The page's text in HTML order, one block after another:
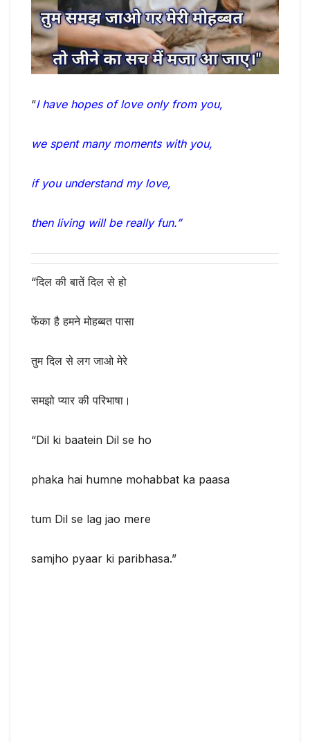
“I have hopes of love only from you,
we spent many moments with you,
if you understand my love,
then living will be really fun.”
“दिल की बातें दिल से हो
फेंका है हमने मोहब्बत पासा
तुम दिल से लग जाओ मेरे
समझो प्यार की परिभाषा।
“Dil ki baatein Dil se ho
phaka hai humne mohabbat ka paasa
tum Dil se lag jao mere
samjho pyaar ki paribhasa.”